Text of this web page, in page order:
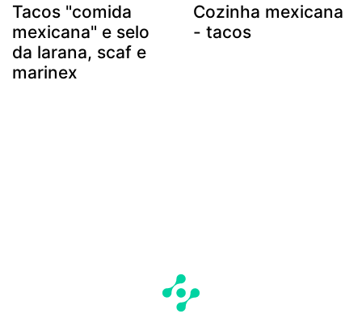
Tacos "comida
mexicana" e selo
da larana, scaf e
marinex
Cozinha mexicana
- tacos